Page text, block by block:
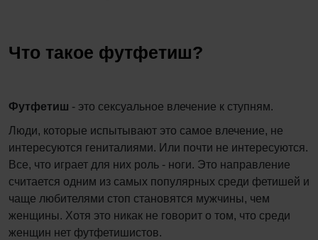
Что такое футфетиш?
Футфетиш - это сексуальное влечение к ступням.
Люди, которые испытывают это самое влечение, не
интересуются гениталиями. Или почти не интересуются.
Все, что играет для них роль - ноги. Это направление
считается одним из самых популярных среди фетишей и
чаще любителями стоп становятся мужчины, чем
женщины. Хотя это никак не говорит о том, что среди
женщин нет футфетишистов.